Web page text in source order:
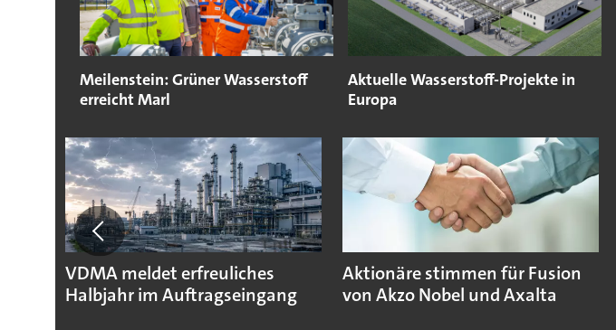
Meilenstein: Grüner Wasserstoff
erreicht Marl
Aktuelle Wasserstoff-Projekte in
Europa
VDMA meldet erfreuliches
Halbjahr im Auftragseingang
Aktionäre stimmen für Fusion
von Akzo Nobel und Axalta